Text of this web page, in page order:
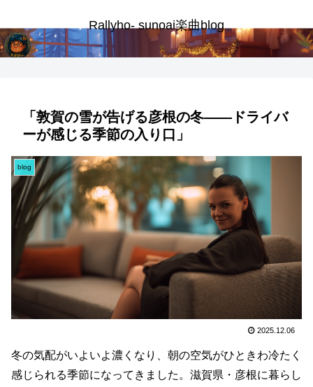
Rallyho- sunoai楽曲blog
「敦賀の雪が告げる彦根の冬――ドライバ
ーが感じる季節の入り口」
blog
2025.12.06
冬の気配がいよいよ濃くなり、朝の空気がひときわ冷たく
感じられる季節になってきました。滋賀県・彦根に暮らし